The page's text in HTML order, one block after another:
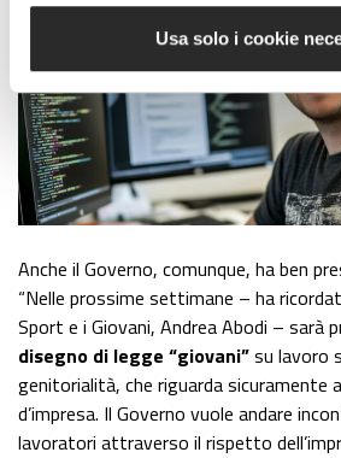
Usa solo i cookie
Anche il Governo, comunque, ha ben
“Nelle prossime settimane – ha
Sport e i Giovani, Andrea Abodi – sarà
disegno di legge “giovani”su lavoro
genitorialità, che riguarda sicuramente
d’impresa. Il Governo vuole andare
lavoratori attraverso il rispetto